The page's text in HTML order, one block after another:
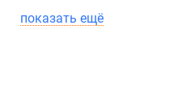
показать ещё